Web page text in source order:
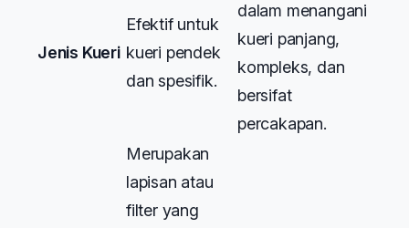
Jenis Kueri
Efektif untuk
kueri pendek
dan spesifik.
dalam menangani
kueri panjang,
kompleks, dan
bersifat
percakapan.
Merupakan
lapisan atau
filter yang